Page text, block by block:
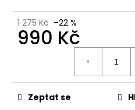
1 275 Kč –22 %
990 Kč
Zeptat se
o
u
j
e